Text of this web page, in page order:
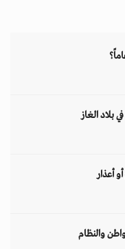
بلاد الغاز
أعذار
والنظام